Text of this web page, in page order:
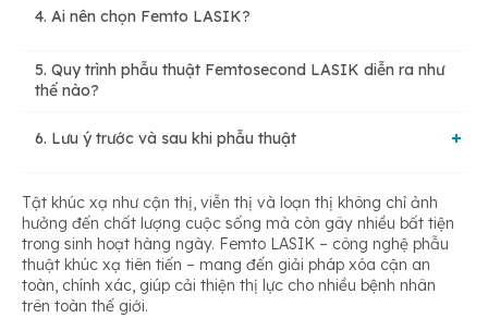
4. Ai nên chọn Femto LASIK?
5. Quy trình phẫu thuật Femtosecond LASIK diễn ra như
thế nào?
6. Lưu ý trước và sau khi phẫu thuật
6.1. Trước phẫu thuật
6.2. Sau phẫu thuật
Tật khúc xạ như cận thị, viễn thị và loạn thị không chỉ ảnh
hưởng đến chất lượng cuộc sống mà còn gây nhiều bất tiện
trong sinh hoạt hàng ngày. Femto LASIK – công nghệ phẫu
thuật khúc xạ tiên tiến – mang đến giải pháp xóa cận an
toàn, chính xác, giúp cải thiện thị lực cho nhiều bệnh nhân
trên toàn thế giới.